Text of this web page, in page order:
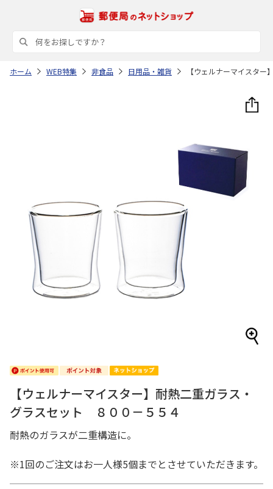
ホーム WEB特集 非食品 日用品・雑貨 【ウェルナーマイスタ
【ウェルナーマイスター】耐熱二重ガラス・
グラスセット ８００－５５４
耐熱のガラスが二重構造に。
※1回のご注文はお一人様5個までとさせていただきます。